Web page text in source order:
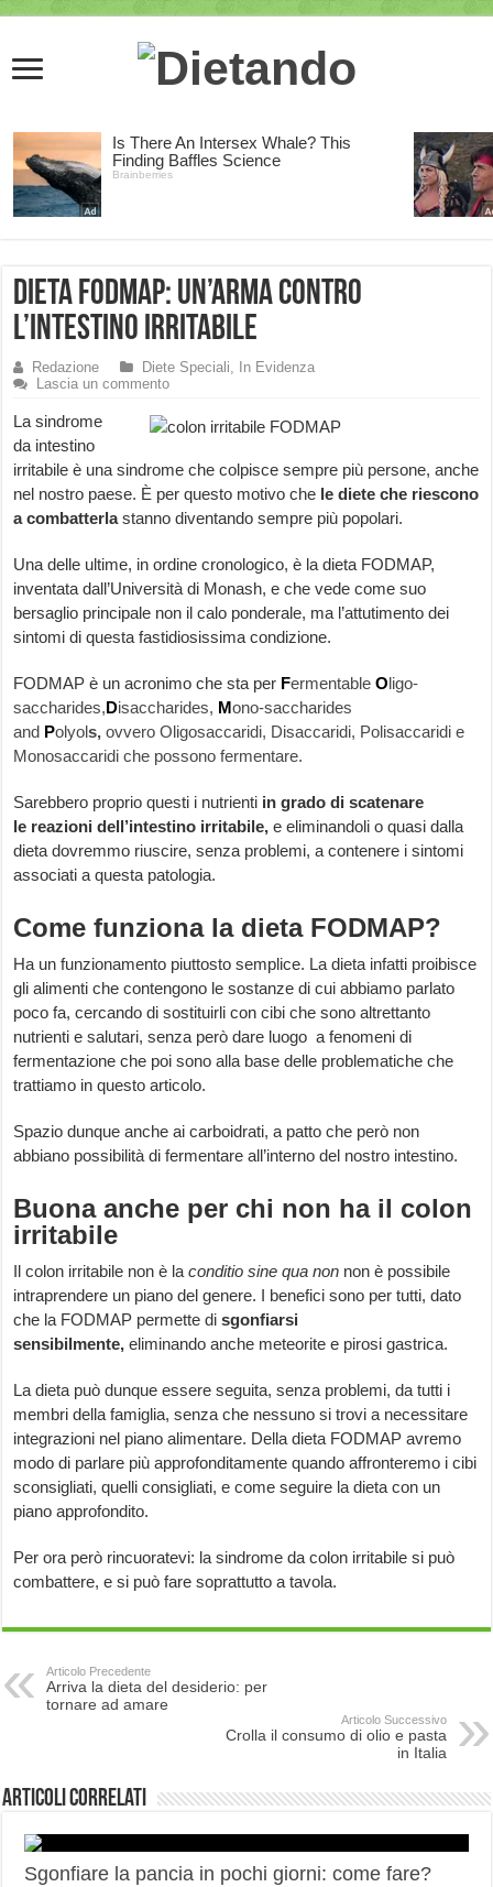
Dieta FODMAP: un’arma contro
l’intestino irritabile
Redazione Diete Speciali,
In Evidenza
Lascia un commento
La sindrome
da intestino
irritabile è una sindrome che colpisce sempre più persone, anche
nel nostro paese. È per questo motivo che le diete che riescono
a combatterlastanno diventando sempre più popolari.
Una delle ultime, in ordine cronologico, è la dieta FODMAP,
inventata dall’Università di Monash, e che vede come suo
bersaglio principale non il calo ponderale, ma l’attutimento dei
sintomi di questa fastidiosissima condizione.
FODMAP è un acronimo che sta per FermentableOligo-
saccharides,Disaccharides, Mono-saccharides
and Polyols,ovvero Oligosaccaridi, Disaccaridi, Polisaccaridi e
Monosaccaridi che possono fermentare.
Sarebbero proprio questi i nutrienti in grado di scatenare
le reazioni dell’intestino irritabile,e eliminandoli o quasi dalla
dieta dovremmo riuscire, senza problemi, a contenere i sintomi
associati a questa patologia.
Come funziona la dieta FODMAP?
Ha un funzionamento piuttosto semplice. La dieta infatti proibisce
gli alimenti che contengono le sostanze di cui abbiamo parlato
poco fa, cercando di sostituirli con cibi che sono altrettanto
nutrienti e salutari, senza però dare luogo a fenomeni di
fermentazione che poi sono alla base delle problematiche che
trattiamo in questo articolo.
Spazio dunque anche ai carboidrati, a patto che però non
abbiano possibilità di fermentare all’interno del nostro intestino.
Buona anche per chi non ha il colon
irritabile
Il colon irritabile non è laconditio sine qua non non è possibile
intraprendere un piano del genere. I benefici sono per tutti, dato
che la FODMAP permette disgonfiarsi
sensibilmente,eliminando anche meteorite e pirosi gastrica.
La dieta può dunque essere seguita, senza problemi, da tutti i
membri della famiglia, senza che nessuno si trovi a necessitare
integrazioni nel piano alimentare. Della dieta FODMAP avremo
modo di parlare più approfonditamente quando affronteremo i cibi
sconsigliati, quelli consigliati, e come seguire la dieta con un
piano approfondito.
Per ora però rincuoratevi: la sindrome da colon irritabile si può
combattere, e si può fare soprattutto a tavola.
Articolo Precedente
Arriva la dieta del desiderio: per
tornare ad amare
Articolo Successivo
Crolla il consumo di olio e pasta
in Italia
Articoli correlati
Sgonfiare la pancia in pochi giorni: come fare?